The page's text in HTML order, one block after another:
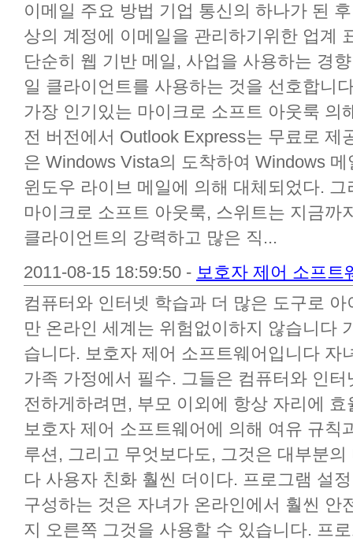
이메일 주요 방법 기업 통신의 하나가 된
상의 계정에 이메일을 관리하기위한 업계
단순히 웹 기반 메일, 사업을 사용하는 경
일 클라이언트를 사용하는 것을 선호합니
가장 인기있는 마이크로 소프트 아웃룩 의
전 버전에서 Outlook Express는 무료로 제
은 Windows Vista의 도착하여 Windows
윈도우 라이브 메일에 의해 대체되었다.
마이크로 소프트 아웃룩, 스위트는 지금까
클라이언트의 강력하고 많은 직...
2011-08-15 18:59:50 - 보호자 제어 소프트
컴퓨터와 인터넷 학습과 더 많은 도구로
만 온라인 세계는 위험없이하지 않습니다
습니다. 보호자 제어 소프트웨어입니다 자
가족 가정에서 필수. 그들은 컴퓨터와 인
전하게하려면, 부모 이외에 항상 자리에
보호자 제어 소프트웨어에 의해 여유 규칙
루션, 그리고 무엇보다도, 그것은 대부분
다 사용자 친화 훨씬 더이다. 프로그램 설
구성하는 것은 자녀가 온라인에서 훨씬 안
지 오른쪽 그것을 사용할 수 있습니다. 프